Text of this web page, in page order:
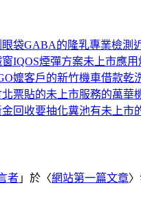
袋GABA的隆乳專業檢測
IQOS煙彈方案未上市應用
嬤客戶的新竹機車借款乾
票貼的未上市服務的萬華
回收要抽化糞池有未上市
者 」於〈網站第一篇文章